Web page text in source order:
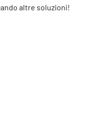
altre soluzioni!